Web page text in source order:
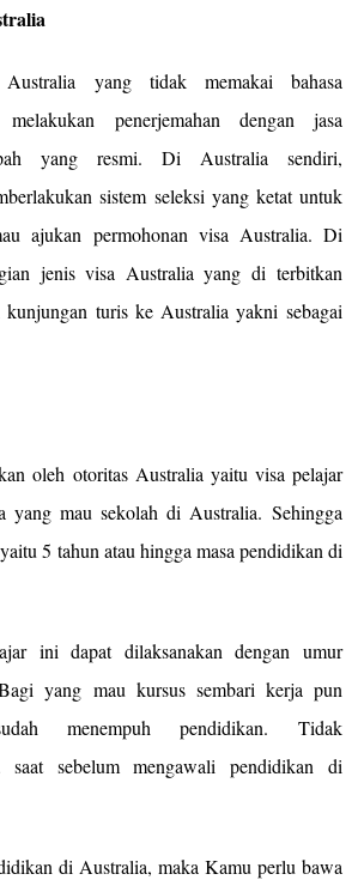
yang tidak memakai bahasa
penerjemahan dengan jasa
yang resmi. Di Australia sendiri,
sistem seleksi yang ketat untuk
ajukan permohonan visa Australia. Di
jenis visa Australia yang di terbitkan
kunjungan turis ke Australia yakni sebagai
oleh otoritas Australia yaitu visa pelajar
yang mau sekolah di Australia. Sehingga
5 tahun atau hingga masa pendidikan di
ini dapat dilaksanakan dengan umur
yang mau kursus sembari kerja pun
menempuh pendidikan. Tidak
saat sebelum mengawali pendidikan di
di Australia, maka Kamu perlu bawa